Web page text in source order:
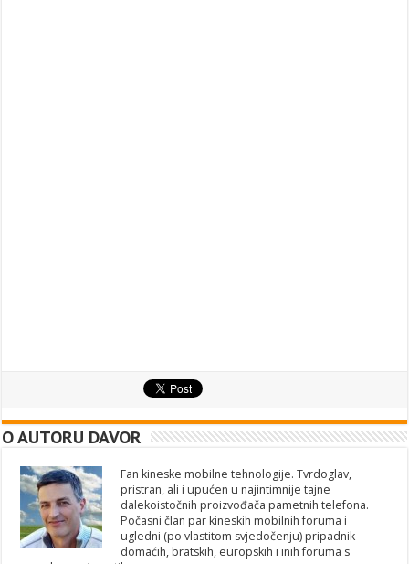
O AUTORU DAVOR
Fan kineske mobilne tehnologije. Tvrdoglav,
pristran, ali i upućen u najintimnije tajne
dalekoistočnih proizvođača pametnih telefona.
Počasni član par kineskih mobilnih foruma i
ugledni (po vlastitom svjedočenju) pripadnik
domaćih, bratskih, europskih i inih foruma s